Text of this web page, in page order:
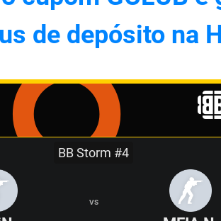
de depósito na
BB Storm #4
VS